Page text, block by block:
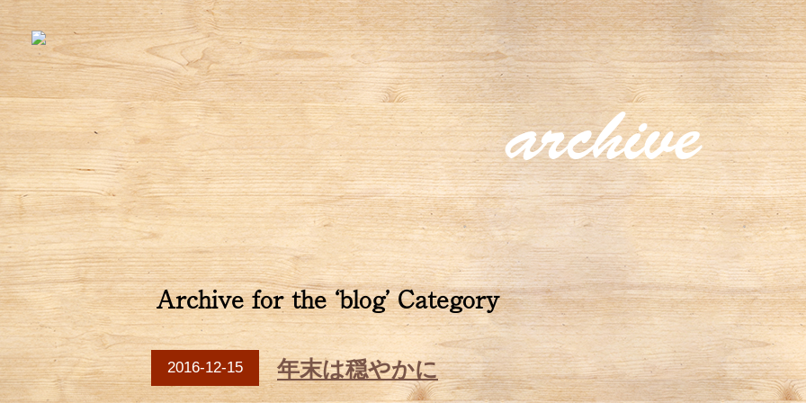
archive
Archive for the ‘blog’ Category
2016-12-15 年末は穏やかに